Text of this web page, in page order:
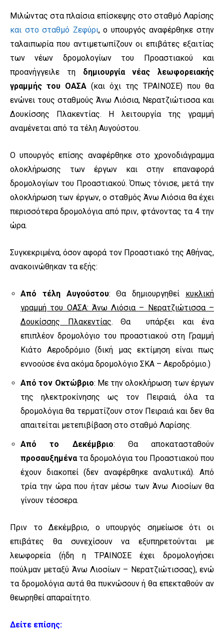
Μιλώντας στα πλαίσια επίσκεψης στο σταθμό Λαρίσης
και στο σταθμό Ζεφύρι, ο υπουργός αναφέρθηκε στην
ταλαιπωρία που αντιμετωπίζουν οι επιβάτες εξαιτίας
των νέων δρομολογίων του Προαστιακού και
προανήγγειλε τη δημιουργία νέας λεωφορειακής
γραμμής του ΟΑΣΑ (και όχι της ΤΡΑΙΝΟΣΕ) που θα
ενώνει τους σταθμούς Άνω Λιόσια, Νερατζιώτισσα και
Δουκίσσης Πλακεντίας. Η λειτουργία της γραμμή
αναμένεται από τα τέλη Αυγούστου.
Ο υπουργός επίσης αναφέρθηκε στο χρονοδιάγραμμα
ολοκλήρωσης των έργων και στην επαναφορά
δρομολογίων του Προαστιακού. Όπως τόνισε, μετά την
ολοκλήρωση των έργων, ο σταθμός Άνω Λιόσια θα έχει
περισσότερα δρομολόγια από πριν, φτάνοντας τα 4 την
ώρα.
Συγκεκριμένα, όσον αφορά τον Προαστιακό της Αθήνας,
ανακοινώθηκαν τα εξής:
Από τέλη Αυγούστου: Θα δημιουργηθεί κυκλική
γραμμή του ΟΑΣΑ: Άνω Λιόσια – Νερατζιώτισσα –
Δουκίσσης Πλακεντίας. Θα υπάρξει και ένα
επιπλέον δρομολόγιο του προαστιακού στη Γραμμή
Κιάτο Αεροδρόμιο (δική μας εκτίμηση είναι πως
εννοούσε ένα ακόμα δρομολόγιο ΣΚΑ – Αεροδρόμιο.)
Από τον Οκτώβριο: Με την ολοκλήρωση των έργων
της ηλεκτροκίνησης ως τον Πειραιά, όλα τα
δρομολόγια θα τερματίζουν στον Πειραιά και δεν θα
απαιτείται μετεπιβίβαση στο σταθμό Λαρίσης.
Από το Δεκέμβριο: Θα αποκατασταθούν
προσαυξημένατα δρομολόγια του Προαστιακού που
έχουν διακοπεί (δεν αναφέρθηκε αναλυτικά). Από
τρία την ώρα που ήταν μέσω των Άνω Λιοσίων θα
γίνουν τέσσερα.
Πριν το Δεκέμβριο, ο υπουργός σημείωσε ότι οι
επιβάτες θα συνεχίσουν να εξυπηρετούνται με
λεωφορεία (ήδη η ΤΡΑΙΝΟΣΕ έχει δρομολογήσει
πούλμαν μεταξύ Άνω Λιοσίων – Νερατζιώτισσας), ενώ
τα δρομολόγια αυτά θα πυκνώσουν ή θα επεκταθούν αν
θεωρηθεί απαραίτητο.
Δείτε επίσης: